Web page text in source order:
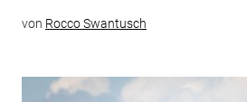
von Rocco Swantusch